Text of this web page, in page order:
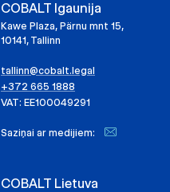
COBALT Igaunija
Kawe Plaza, Pärnu mnt 15,
10141, Tallinn
tallinn@cobalt.legal
+372 665 1888
VAT: EE100049291
Saziņai ar medijiem:
COBALT Lietuva